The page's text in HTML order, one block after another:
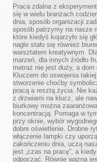
Praca zdalna z
się w wielu branżach
dnia, sposób organizacji
sposób patrzymy na nasze
które kiedyś kojarzyło się
nagle stało się również
warsztatem kreatywnym.
marzeń, dla innych źródło
metraż nie jest duży, a
Kluczem do oswojenia
stworzenie choćby
pracą a resztą życia. Nie
z drzwiami na klucz, ale
biurkowy można
koncentracją. Pomaga w
przy oknie, wybór
dobre oświetlenie. Drobne
włączenie lampki czy
zakończeniu dnia, uczą
jest „czas na pracę”, a
odpocząć. Równie ważna